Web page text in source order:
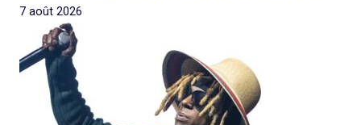
7 août 2026